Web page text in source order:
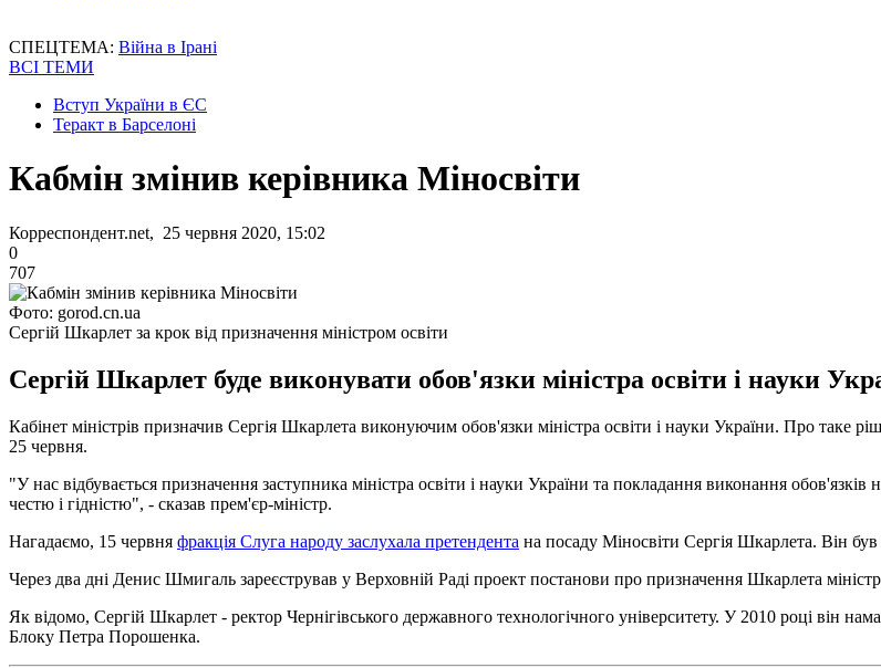
СПЕЦТЕМА: Війна в Ірані
ВСІ ТЕМИ
Вступ України в ЄС
Теракт в Барселоні
Кабмін змінив керівника Міносвіти
Корреспондент.net, 25 червня 2020, 15:02
0
707
Фото: gorod.cn.ua
Сергій Шкарлет за крок від призначення міністром освіти
Сергій Шкарлет буде виконувати обов'язки міністра освіти і науки
Кабінет міністрів призначив Сергія Шкарлета виконуючим обов'язки міністра освіти і науки України. Про таке
25 червня.
"У нас відбувається призначення заступника міністра освіти і науки України та покладання виконання
честю і гідністю", - сказав прем'єр-міністр.
Нагадаємо, 15 червня фракція Слуга народу заслухала претендента на посаду Міносвіти Сергія Шкарлета. Він
Через два дні Денис Шмигаль зареєстрував у Верховній Раді проект постанови про призначення Шкарлета
Як відомо, Сергій Шкарлет - ректор Чернігівського державного технологічного університету. У 2010 році він
Блоку Петра Порошенка.